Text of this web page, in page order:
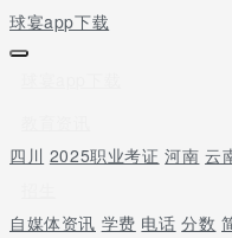
球宴app下载
四川 2025职业考证 河南 云
自媒体资讯 学费 电话 分数